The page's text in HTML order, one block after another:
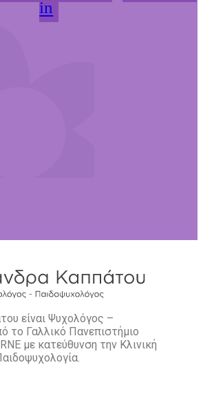
in
είναι Ψυχολόγος –
το Γαλλικό Πανεπιστήμιο
με κατεύθυνση την Kλινική